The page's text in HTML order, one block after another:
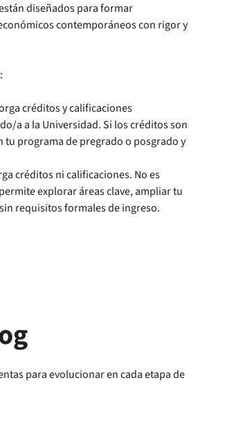
diseñados para formar
contemporáneos con rigor y
créditos y calificaciones
a a la Universidad. Si los créditos son
tu programa de pregrado o posgrado y
créditos ni calificaciones. No es
explorar áreas clave, ampliar tu
requisitos formales de ingreso.
para evolucionar en cada etapa de